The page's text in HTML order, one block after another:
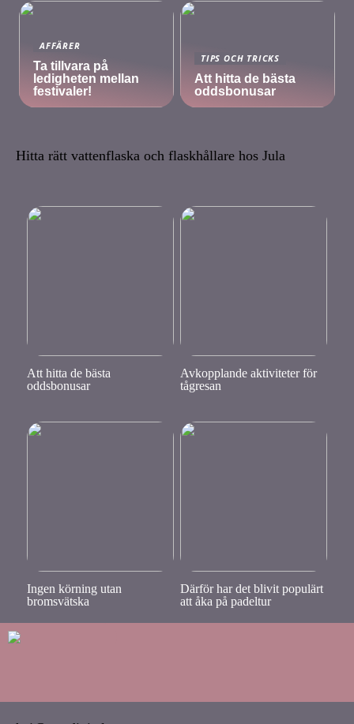
AFFÄRER
Ta tillvara på
ledigheten mellan
festivaler!
TIPS OCH TRICKS
Att hitta de bästa
oddsbonusar
Hitta rätt vattenflaska och flaskhållare hos Jula
Att hitta de bästa
oddsbonusar
Avkopplande aktiviteter för
tågresan
Ingen körning utan
bromsvätska
Därför har det blivit populärt
att åka på padeltur